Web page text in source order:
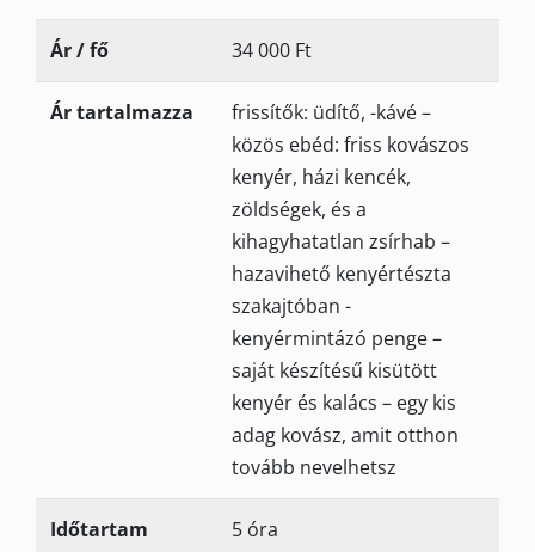
Ár / fő 34 000 Ft
Ár tartalmazza
frissítők: üdítő, -kávé –
közös ebéd: friss kovászos
kenyér, házi kencék,
zöldségek, és a
kihagyhatatlan zsírhab –
hazavihető kenyértészta
szakajtóban -
kenyérmintázó penge –
saját készítésű kisütött
kenyér és kalács – egy kis
adag kovász, amit otthon
tovább nevelhetsz
Időtartam 5 óra